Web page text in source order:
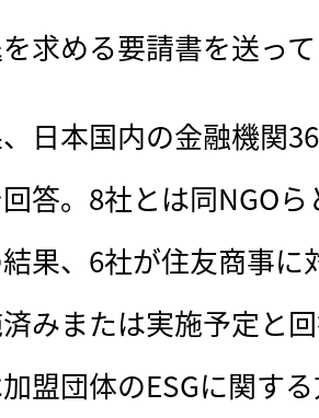
求める要請書を送っ
日本国内の金融機関
答。8社とは同NGO
果、6社が住友商事に
みまたは実施予定と
盟団体のESGに関す